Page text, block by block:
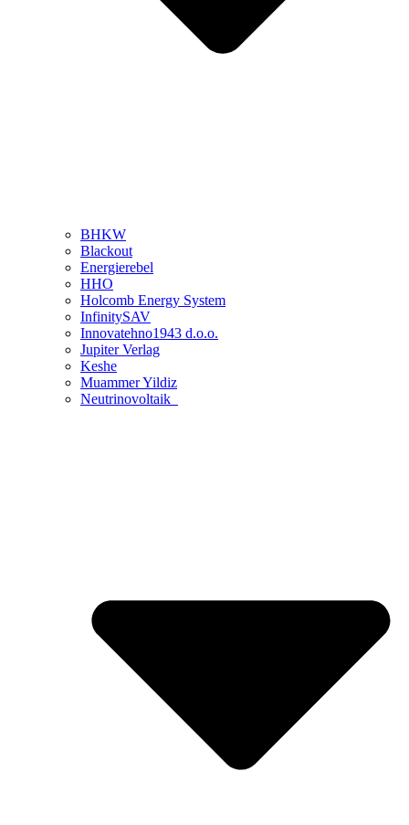
BHKW
Blackout
Energierebel
HHO
Holcomb Energy System
InfinitySAV
Innovatehno1943 d.o.o.
Jupiter Verlag
Keshe
Muammer Yildiz
Neutrinovoltaik